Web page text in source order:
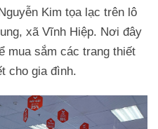
Kim tọa lạc trên lô
xã Vĩnh Hiệp. Nơi đây
mua sắm các trang thiết
cho gia đình.